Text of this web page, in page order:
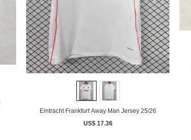
Eintracht Frankfurt Away Man Jersey 25/26
US$ 17.36